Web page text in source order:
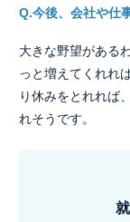
Q.今後、会社や仕
大きな野望がある
っと増えてくれれ
り休みをとれれば
れそうです。